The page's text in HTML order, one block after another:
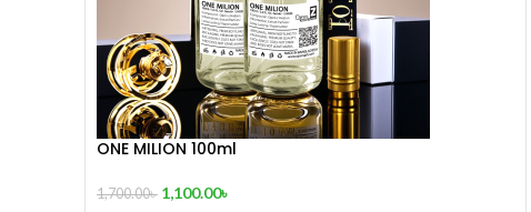
ONE MILION 100ml
1,700.00৳ 1,100.00৳